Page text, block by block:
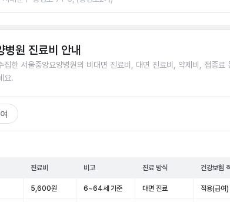
병원 진료비 안내
집한 서울중앙요양병원의 비대면 진료비, 대면 진료비, 약제비, 접종료
요.
진료비 비고 진료 방식 건강보험
5,600원 6~64세 기준 대면 진료 적용(급여)